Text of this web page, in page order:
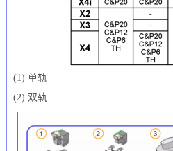
(1) 单轨
(2) 双轨